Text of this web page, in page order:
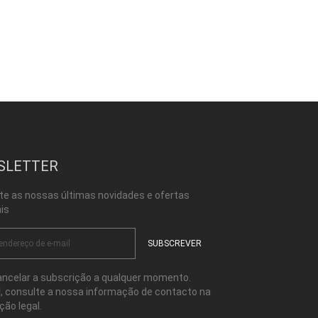
as nossas últimas novidades e ofertas
a subscrição a qualquer momento.
consulte a nossa informação de contacto na
legal.